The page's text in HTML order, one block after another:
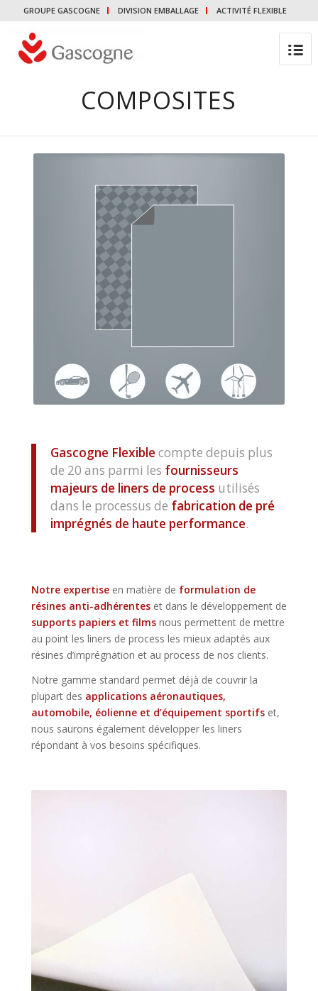
GROUPE GASCOGNE DIVISION EMBALLAGE ACTIVITÉ FLEXIBLE
COMPOSITES
Gascogne Flexible compte depuis plus
de 20 ans parmi les fournisseurs
majeurs de liners de process utilisés
dans le processus de fabrication de pré
imprégnés de haute performance.
Notre expertiseen matière de formulation de
résines anti-adhérenteset dans le développement de
supports papiers et filmsnous permettent de mettre
au point les liners de process les mieux adaptés aux
résines d’imprégnation et au process de nos clients.
Notre gamme standard permet déjà de couvrir la
plupart des applications aéronautiques,
automobile, éolienne et d’équipement sportifset,
nous saurons également développer les liners
répondant à vos besoins spécifiques.